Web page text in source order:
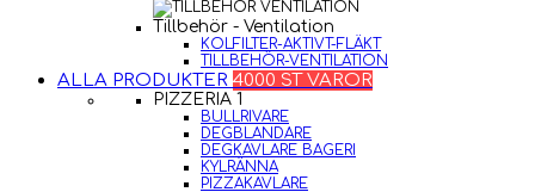
Tillbehör - Ventilation
KOLFILTER-AKTIVT-FLÄKT
TILLBEHÖR-VENTILATION
ALLA PRODUKTER 4000 ST VAROR
PIZZERIA 1
BULLRIVARE
DEGBLANDARE
DEGKAVLARE BAGERI
KYLRÄNNA
PIZZAKAVLARE